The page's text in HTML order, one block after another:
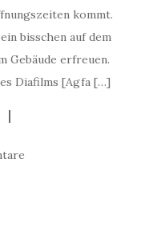
kommt.
bisschen auf dem
Gebäude erfreuen.
Diafilms [Agfa […]